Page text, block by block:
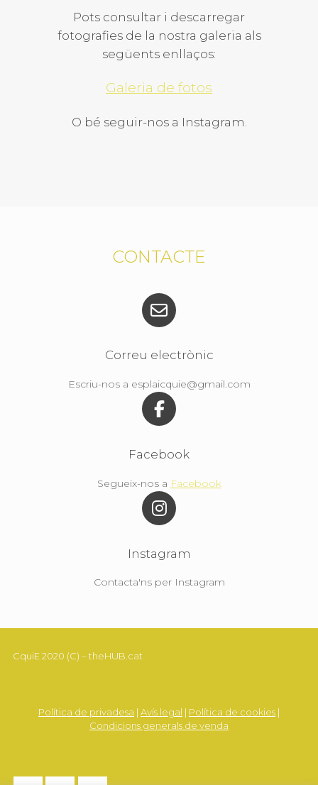
Pots consultar i descarregar
fotografies de la nostra galeria als
següents enllaços:
Galeria de fotos
O bé seguir-nos a Instagram.
CONTACTE
Correu electrònic
Escriu-nos a esplaicquie@gmail.com
Facebook
Segueix-nos a Facebook
Instagram
Contacta'ns per Instagram
CquiE 2020 (C) – theHUB.cat
Política de privadesa | Avís legal | Política de cookies |
Condicions generals de venda